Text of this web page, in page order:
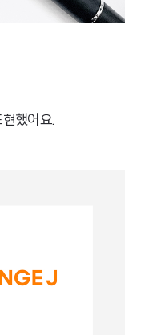
했어요.